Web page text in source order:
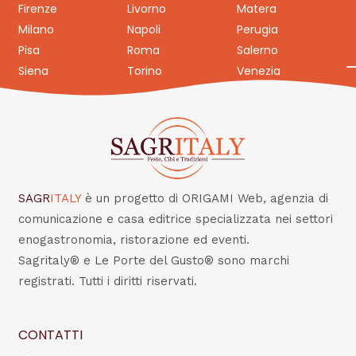
Firenze
Livorno
Matera
Milano
Napoli
Perugia
Pisa
Roma
Salerno
Siena
Torino Venezia
SAGRITALY è un progetto di ORIGAMI Web, agenzia di
comunicazione e casa editrice specializzata nei settori
enogastronomia, ristorazione ed eventi.
Sagritaly® e Le Porte del Gusto® sono marchi
registrati. Tutti i diritti riservati.
CONTATTI